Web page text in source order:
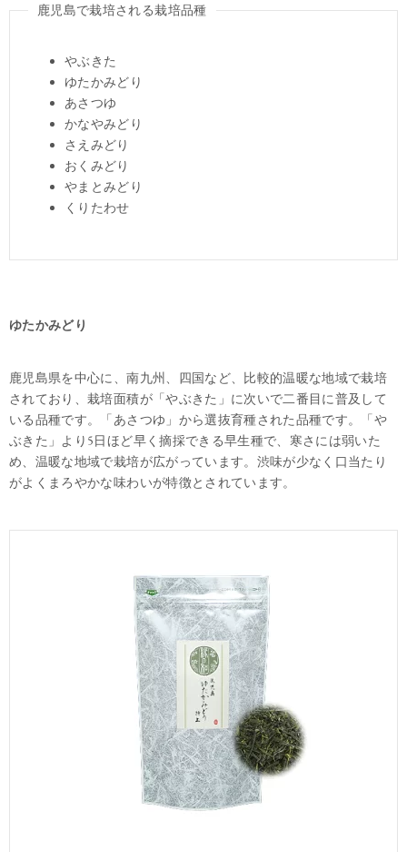
鹿児島で栽培される栽培品種
やぶきた
ゆたかみどり
あさつゆ
かなやみどり
さえみどり
おくみどり
やまとみどり
くりたわせ
ゆたかみどり
鹿児島県を中心に、南九州、四国など、比較的温暖な地域で栽培
されており、栽培面積が「やぶきた」に次いで二番目に普及して
いる品種です。「あさつゆ」から選抜育種された品種です。「や
ぶきた」より5日ほど早く摘採できる早生種で、寒さには弱いた
め、温暖な地域で栽培が広がっています。渋味が少なく口当たり
がよくまろやかな味わいが特徴とされています。